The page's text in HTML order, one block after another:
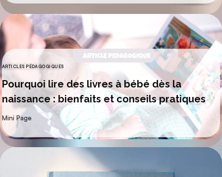
CATÉGORIES
ARTICLES PÉDAGOGIQUES
Pourquoi lire des livres à bébé dès la
naissance : bienfaits et conseils pratiques
par
Mini Page